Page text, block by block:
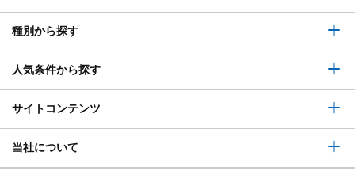
種別から探す
人気条件から探す
サイトコンテンツ
当社について